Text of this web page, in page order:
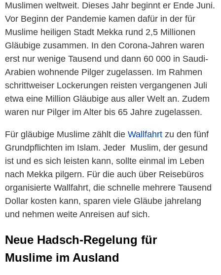
Muslimen weltweit. Dieses Jahr beginnt er Ende Juni.
Vor Beginn der Pandemie kamen dafür in der für
Muslime heiligen Stadt Mekka rund 2,5 Millionen
Gläubige zusammen. In den Corona-Jahren waren
erst nur wenige Tausend und dann 60 000 in Saudi-
Arabien wohnende Pilger zugelassen. Im Rahmen
schrittweiser Lockerungen reisten vergangenen Juli
etwa eine Million Gläubige aus aller Welt an. Zudem
waren nur Pilger im Alter bis 65 Jahre zugelassen.
Für gläubige Muslime zählt die Wallfahrt zu den fünf
Grundpflichten im Islam. Jeder Muslim, der gesund
ist und es sich leisten kann, sollte einmal im Leben
nach Mekka pilgern. Für die auch über Reisebüros
organisierte Wallfahrt, die schnelle mehrere Tausend
Dollar kosten kann, sparen viele Gläube jahrelang
und nehmen weite Anreisen auf sich.
Neue Hadsch-Regelung für
Muslime im Ausland